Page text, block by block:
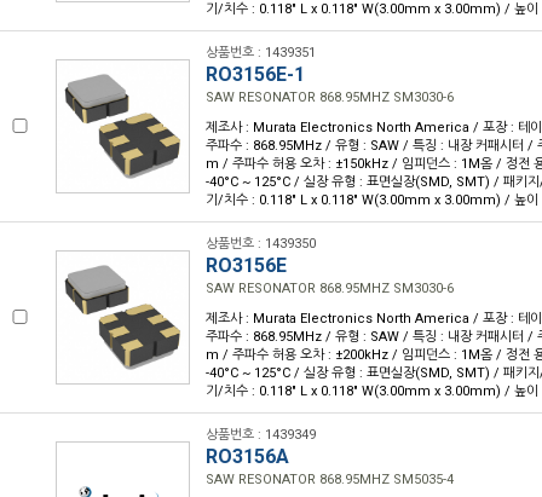
기/치수 : 0.118" L x 0.118" W(3.00mm x 3.00mm) / 높
상품번호 : 1439351
RO3156E-1
SAW RESONATOR 868.95MHZ SM3030-6
제조사 : Murata Electronics North America / 포장 : 테
주파수 : 868.95MHz / 유형 : SAW / 특징 : 내장 커패시터 /
m / 주파수 허용 오차 : ±150kHz / 임피던스 : 1M옴 / 정전
-40°C ~ 125°C / 실장 유형 : 표면실장(SMD, SMT) / 패키
기/치수 : 0.118" L x 0.118" W(3.00mm x 3.00mm) / 높
상품번호 : 1439350
RO3156E
SAW RESONATOR 868.95MHZ SM3030-6
제조사 : Murata Electronics North America / 포장 : 테
주파수 : 868.95MHz / 유형 : SAW / 특징 : 내장 커패시터 /
m / 주파수 허용 오차 : ±200kHz / 임피던스 : 1M옴 / 정전
-40°C ~ 125°C / 실장 유형 : 표면실장(SMD, SMT) / 패키
기/치수 : 0.118" L x 0.118" W(3.00mm x 3.00mm) / 높
상품번호 : 1439349
RO3156A
SAW RESONATOR 868.95MHZ SM5035-4